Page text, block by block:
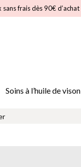
sans frais dès 90€ d’achat
Soins à l’huile de vison